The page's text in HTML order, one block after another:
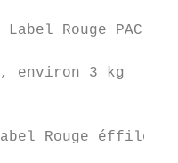
Label Rouge PAC
environ 3 kg
Rouge éffilée